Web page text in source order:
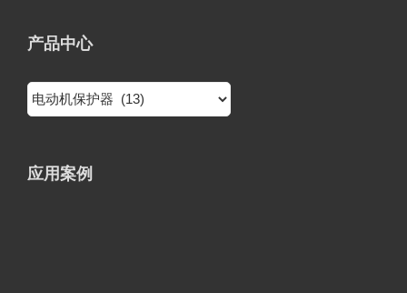
产品中心
应用案例